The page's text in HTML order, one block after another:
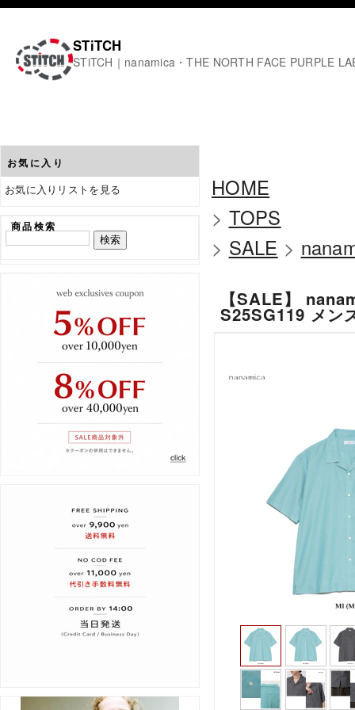
STiTCH
STiTCH｜nanamica・THE NORTH FACE PURPLE
お気に入り
お気に入りリストを見る
商品検索
HOME
> TOPS
> SALE >
【SALE】
S25SG119 メン